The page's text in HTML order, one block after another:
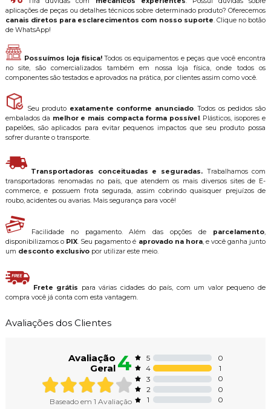
aplicações de peças ou detalhes técnicos sobre determinado produto? Oferecemos
canais diretos para esclarecimentos com nosso suporte . Clique no botão
de WhatsApp!
Possuímos loja física!Todos os equipamentos e peças que você encontra
no site, são comercializados também em nossa loja física, onde todos os
componentes são testados e aprovados na prática, por clientes assim como você.
Seu produto exatamente conforme anunciado. Todos os pedidos são
embalados da melhor e mais compacta forma possível. Plásticos, isopores e
papelões, são aplicados para evitar pequenos impactos que seu produto possa
sofrer durante o transporte.
Transportadoras conceituadas e seguradas. Trabalhamos com
transportadoras renomadas no país, que atendem os mais diversos sites de E-
commerce, e possuem frota segurada, assim cobrindo quaisquer prejuízos de
roubo, acidentes ou avarias. Mais segurança para você!
Facilidade no pagamento. Além das opções de parcelamento
disponibilizamos o PIX . Seu pagamento é aprovado na hora, e você ganha junto
um desconto exclusivopor utilizar este meio.
Frete grátis para várias cidades do país, com um valor pequeno de
compra você já conta com esta vantagem.
Avaliações dos Clientes
Avaliação
Geral 4
Baseado em 1 Avaliação
5
0
4
1
3
0
2
0
1
0